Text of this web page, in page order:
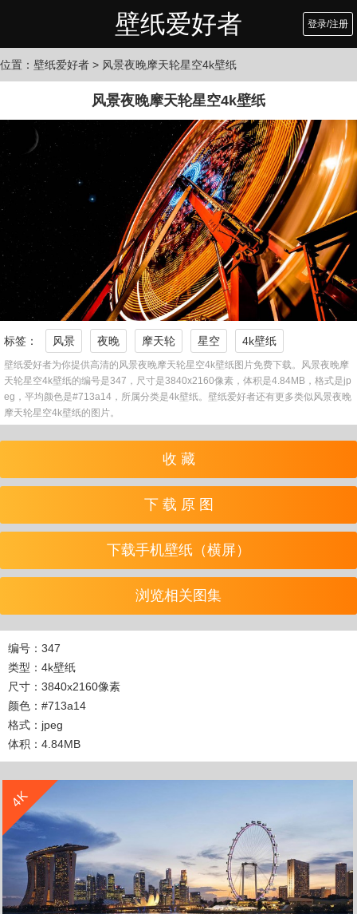
壁纸爱好者 登录/注册
位置： 壁纸爱好者 > 风景夜晚摩天轮星空4k壁纸
风景夜晚摩天轮星空4k壁纸
标签： 风景 夜晚 摩天轮 星空 4k壁纸
壁纸爱好者为你提供高清的风景夜晚摩天轮星空4k壁纸图片免费下载。风景夜晚摩
天轮星空4k壁纸的编号是347，尺寸是3840x2160像素，体积是4.84MB，格式是jp
eg，平均颜色是#713a14，所属分类是4k壁纸。壁纸爱好者还有更多类似风景夜晚
摩天轮星空4k壁纸的图片。
收 藏
下 载 原 图
下载手机壁纸（横屏）
浏览相关图集
编号：347
类型：4k壁纸
尺寸：3840x2160像素
颜色：#713a14
格式：jpeg
体积：4.84MB
4K
立 即 下 载
收 藏